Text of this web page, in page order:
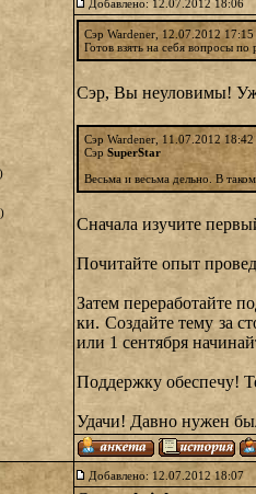
)
)
Добавлено: 12.07.2012 18:06
Сэр Wardener, 12.07.2012 17:15
Готов взять на себя вопросы
Сэр, Вы неуловимы!
Сэр Wardener, 11.07.2012 18:42
Сэр SuperStar
Весьма и весьма дельно. В
Сначала изучите
Почитайте опыт
Затем переработайте
ки. Создайте тему за
или 1 сентября
Поддержку обеспечу!
Удачи! Давно нужен
Добавлено: 12.07.2012 18:07